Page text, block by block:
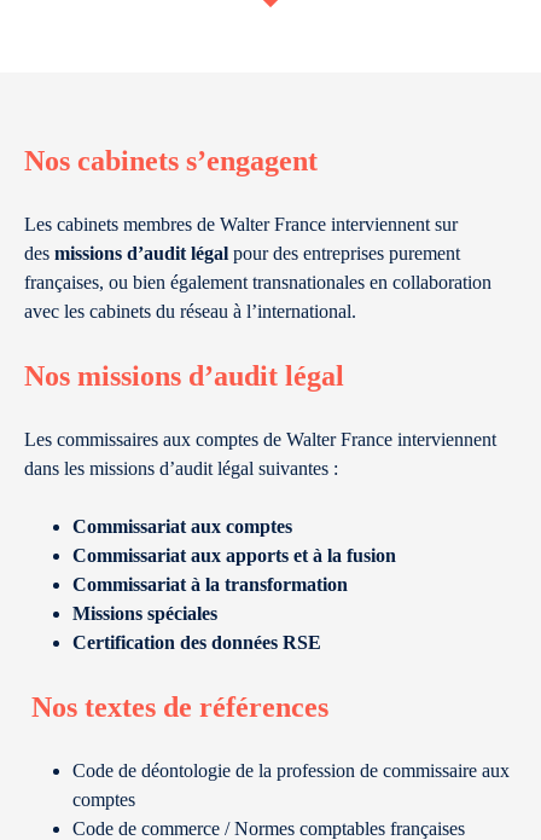
Nos cabinets s’engagent
Les cabinets membres de Walter France interviennent sur
des missions d’audit légal pour des entreprises purement
françaises, ou bien également transnationales en collaboration
avec les cabinets du réseau à l’international.
​Nos missions d’audit légal
Les commissaires aux comptes de Walter France interviennent
dans les missions d’audit légal suivantes :
Commissariat aux comptes
Commissariat aux apports et à la fusion
Commissariat à la transformation
Missions spéciales
Certification des données RSE
​ Nos textes de références
Code de déontologie de la profession de commissaire aux
comptes
Code de commerce / Normes comptables françaises